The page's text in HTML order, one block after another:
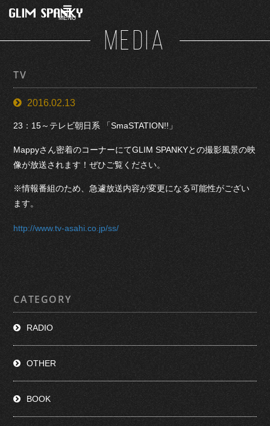
MENU
MEDIA
TV
2016.02.13
23：15～テレビ朝日系 「SmaSTATION!!」
Mappyさん密着のコーナーにてGLIM SPANKYとの撮影風景の映
像が放送されます！ぜひご覧ください。
※情報番組のため、急遽放送内容が変更になる可能性がござい
ます。
http://www.tv-asahi.co.jp/ss/
CATEGORY
RADIO
OTHER
BOOK